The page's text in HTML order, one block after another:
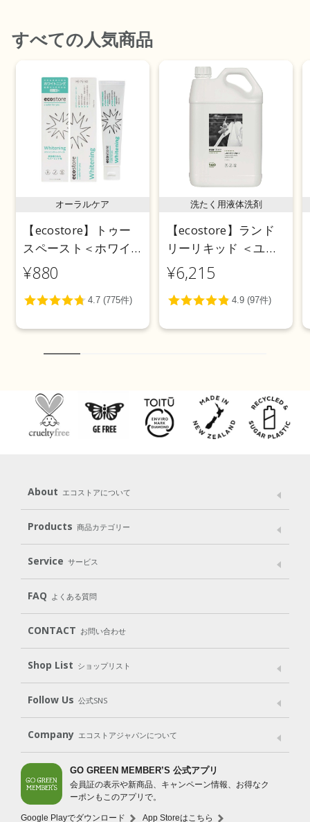
すべての人気商品
オーラルケア
【ecostore】トゥー
スペースト＜ホワイ
トニング＞ 100g
¥880
洗たく用液体洗剤
【ecostore】ランド
リーリキッド ＜ユー
カリ＞ 5L
¥6,215
About エコストアについて
メッセージ ブランドストーリー
パッケージへのこだわり
動物実験をしない
Products 商品カテゴリー
Laundry
Cleaning Baby Kids
Body（ボディ） Hair（ヘア） Oral care（オーラルケア）
Goods （グッズ）
Gift set
Service サービス
User Guide
Subscription（定期便）
FAQ よくある質問
CONTACT お問い合わせ
Shop List ショップリスト
Shop List
Follow Us 公式SNS
LINE＠ Instagram Facebook
Company エコストアジャパンについて
会社案内 ご利用規約
プライバシーポリシー
特定商取引法に基づく表示
免責事項
法人会員サービス
New Zealand Site
GO GREEN MEMBER’S 公式アプリ
会員証の表示や新商品、キャンペーン情報、お得なク
ーポンもこのアプリで。
Google Playでダウンロード App Storeはこちら